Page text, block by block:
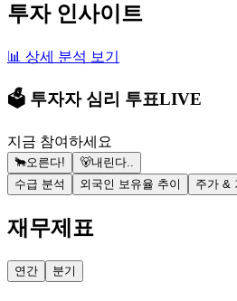
투자 인사이트
📊 상세 분석 보기
🗳️ 투자자 심리 투표LIVE
지금 참여하세요
🐂오른다! 🐻내린다..
수급 분석
외국인 보유율 추이 주가 &
재무제표
연간 분기